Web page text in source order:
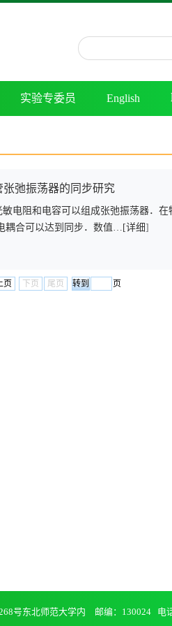
实验专委员 English
张弛振荡器的同步研究
电阻和电容可以组成张弛振荡器．
耦合可以达到同步．数值…[详细]
页 下页 尾页 页
号东北师范大学内 邮编：130024 电